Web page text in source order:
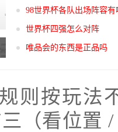
98世界杯各队出场阵容有
世界杯四强怎么对阵
唯品会的东西是正品吗
则按玩法
（看位置